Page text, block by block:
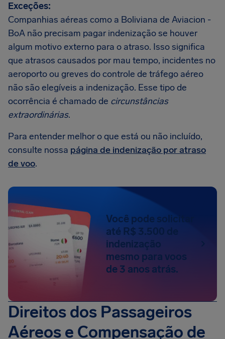
Exceções:
Companhias aéreas como a Boliviana de Aviacion -
BoA não precisam pagar indenização se houver
algum motivo externo para o atraso. Isso significa
que atrasos causados por mau tempo, incidentes no
aeroporto ou greves do controle de tráfego aéreo
não são elegíveis a indenização. Esse tipo de
ocorrência é chamado de circunstâncias
extraordinárias.
Para entender melhor o que está ou não incluído,
consulte nossa página de indenização por atraso
de voo.
Você pode solicitar
até R$ 3.500 de
indenização
mesmo para voos
de 3 anos atrás.
Direitos dos Passageiros
Aéreos e Compensação de